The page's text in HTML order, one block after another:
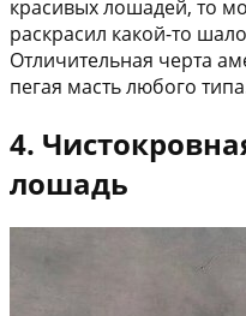
красивых лошадей, то
раскрасил какой-то
Отличительная черта
пегая масть любого
4.
лошадь